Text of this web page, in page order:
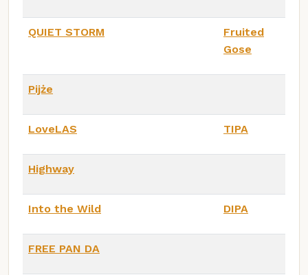
QUIET STORM
Fruited
Gose
Pijże
LoveLAS TIPA
Highway
Into the Wild DIPA
FREE PAN DA